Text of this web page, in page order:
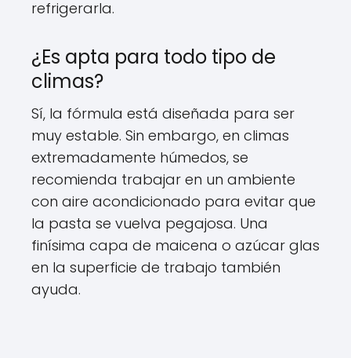
refrigerarla.
¿Es apta para todo tipo de
climas?
Sí, la fórmula está diseñada para ser
muy estable. Sin embargo, en climas
extremadamente húmedos, se
recomienda trabajar en un ambiente
con aire acondicionado para evitar que
la pasta se vuelva pegajosa. Una
finísima capa de maicena o azúcar glas
en la superficie de trabajo también
ayuda.